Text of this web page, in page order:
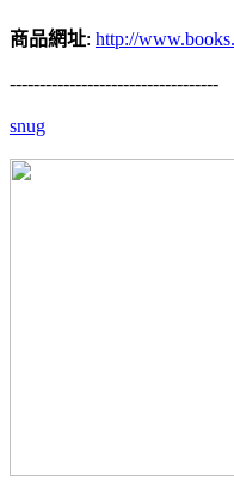
商品網址: http://
-----------------------------------
snug